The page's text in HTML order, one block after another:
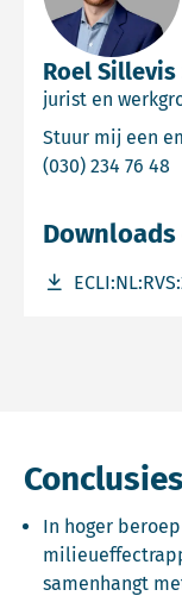
Roel
jurist en
Stuur mij een
(030) 234 76 48
Download
In hoger
samenhangt